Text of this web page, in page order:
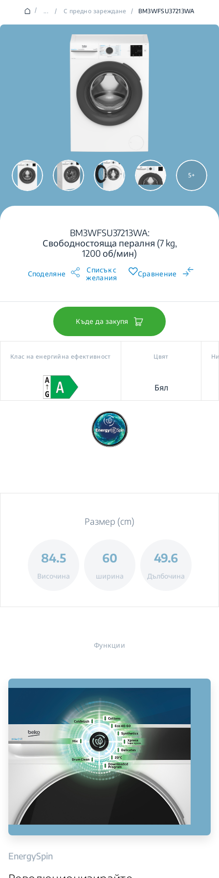
/ ... / С предно зареждане / BM3WFSU37213WA
5
BM3WFSU37213WA:
Свободностояща пералня (7 kg,
1200 об/мин)
Споделяне
Списък с
желания
Сравнение
Къде да закупя
Клас на енергийна ефективност Цвят
Бял
Размер (cm)
84.5
Височина
60
ширина
49.6
Дълбочина
Функции
EnergySpin